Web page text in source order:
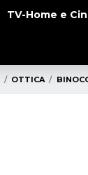
TV-Home e
OTTICA